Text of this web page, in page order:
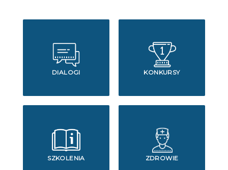
DIALOGI KONKURSY
SZKOLENIA ZDROWIE